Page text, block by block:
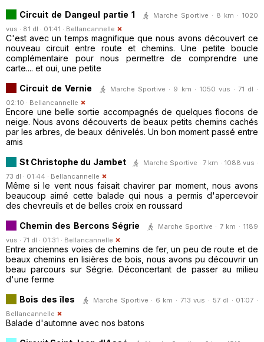
Circuit de Dangeul partie 1
Marche Sportive · 8 km · 1020
vus · 81 dl · 01:41 · Bellancannelle
C'est avec un temps magnifique que nous avons découvert ce
nouveau circuit entre route et chemins. Une petite boucle
complémentaire pour nous permettre de comprendre une
carte.... et oui, une petite
Circuit de Vernie
Marche Sportive · 9 km · 1050 vus · 71 dl ·
02:10 · Bellancannelle
Encore une belle sortie accompagnés de quelques flocons de
neige. Nous avons découverts de beaux petits chemins cachés
par les arbres, de beaux dénivelés. Un bon moment passé entre
amis
St Christophe du Jambet
Marche Sportive · 7 km · 1088 vus ·
73 dl · 01:44 · Bellancannelle
Même si le vent nous faisait chavirer par moment, nous avons
beaucoup aimé cette balade qui nous a permis d'apercevoir
des chevreuils et de belles croix en roussard
Chemin des Bercons Ségrie
Marche Sportive · 7 km · 1189
vus · 71 dl · 01:31 · Bellancannelle
Entre anciennes voies de chemins de fer, un peu de route et de
beaux chemins en lisières de bois, nous avons pu découvrir un
beau parcours sur Ségrie. Déconcertant de passer au milieu
d'une ferme
Bois des îles
Marche Sportive · 6 km · 713 vus · 57 dl · 01:07 ·
Bellancannelle
Balade d'automne avec nos batons